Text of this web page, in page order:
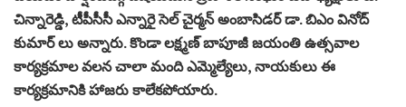
చిన్నారెడ్డి, టీపీసీసీ ఎన్నారై సెల్ చైర్మన్ అంబాసిడర్ డా. బిఎం వినోద్
కుమార్ లు అన్నారు. కొండా లక్ష్మణ్ బాపూజీ జయంతి ఉత్సవాల
కార్యక్రమాల వలన చాలా మంది ఎమ్మెల్యేలు, నాయకులు ఈ
కార్యక్రమానికి హాజరు కాలేకపోయారు.